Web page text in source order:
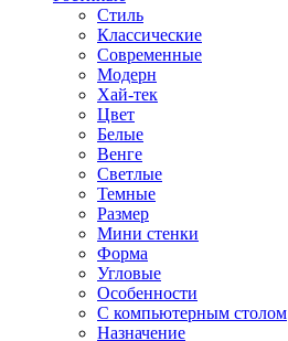
Стиль
Классические
Современные
Модерн
Хай-тек
Цвет
Белые
Венге
Светлые
Темные
Размер
Мини стенки
Форма
Угловые
Особенности
С компьютерным столом
Назначение